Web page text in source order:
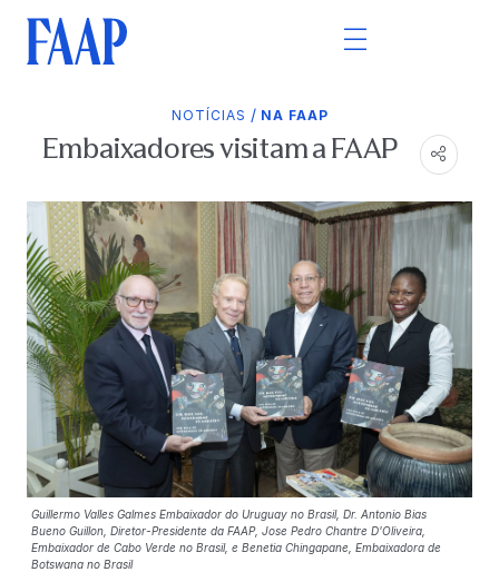
NOTÍCIAS / NA FAAP
Embaixadores visitam a FAAP
Guillermo Valles Galmes Embaixador do Uruguay no Brasil, Dr. Antonio Bias
Bueno Guillon, Diretor-Presidente da FAAP, Jose Pedro Chantre D'Oliveira,
Embaixador de Cabo Verde no Brasil, e Benetia Chingapane, Embaixadora de
Botswana no Brasil